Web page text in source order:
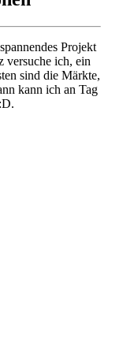
Projekt
versuche ich, ein
sind die Märkte,
kann ich an Tag